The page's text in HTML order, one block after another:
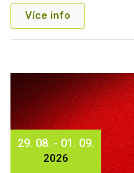
Více info
29. 08. - 01. 09.
2026